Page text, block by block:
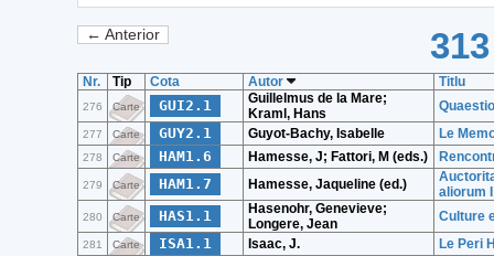
← Anterior
Nr. Tip Cota Autor Titlu
276 Carte GUI2.1
Guillelmus de la Mare;
Kraml, Hans
277 Carte GUY2.1 Guyot-Bachy, Isabelle Le
278 Carte HAM1.6 Hamesse, J; Fattori, M (eds.)
279 Carte HAM1.7 Hamesse, Jaqueline (ed.)
aliorum
280 Carte HAS1.1
Hasenohr, Genevieve;
Longere, Jean
Culture
281 Carte ISA1.1 Isaac, J. Le Peri